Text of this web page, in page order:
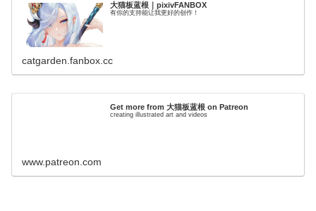
大猫板蓝根｜pixivFANBOX
有你的支持能让我更好的创作！
catgarden.fanbox.cc
Get more from 大猫板蓝根 on Patreon
creating illustrated art and videos
www.patreon.com